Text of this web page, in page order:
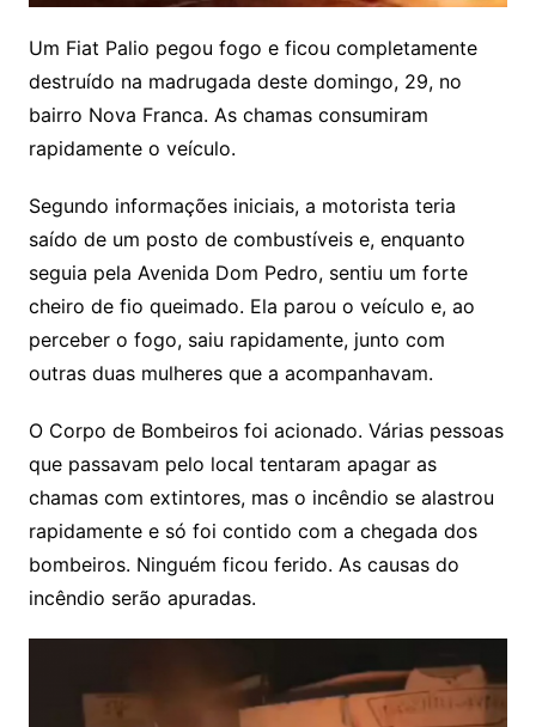
Um Fiat Palio pegou fogo e ficou completamente
destruído na madrugada deste domingo, 29, no
bairro Nova Franca. As chamas consumiram
rapidamente o veículo.
Segundo informações iniciais, a motorista teria
saído de um posto de combustíveis e, enquanto
seguia pela Avenida Dom Pedro, sentiu um forte
cheiro de fio queimado. Ela parou o veículo e, ao
perceber o fogo, saiu rapidamente, junto com
outras duas mulheres que a acompanhavam.
O Corpo de Bombeiros foi acionado. Várias pessoas
que passavam pelo local tentaram apagar as
chamas com extintores, mas o incêndio se alastrou
rapidamente e só foi contido com a chegada dos
bombeiros. Ninguém ficou ferido. As causas do
incêndio serão apuradas.